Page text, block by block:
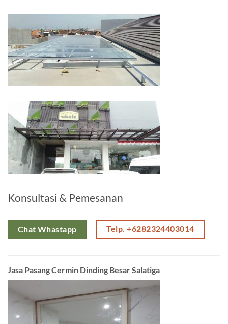
Konsultasi & Pemesanan
Chat Whastapp Telp. +6282324403014
Jasa Pasang Cermin Dinding Besar Salatiga